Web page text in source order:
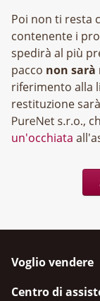
Poi non ti resta
contenente i
spedirà al più
pacco non
riferimento alla
restituzione
,
un'occhiata
Voglio vendere
Centro di